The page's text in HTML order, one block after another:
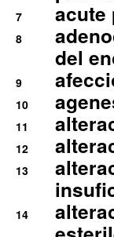
7 acute
8
del
9
10
11
12
13
14